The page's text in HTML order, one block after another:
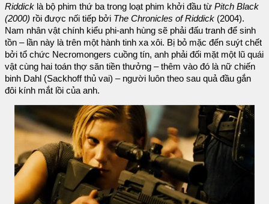
Riddick là bộ phim thứ ba trong loạt phim khởi đầu từ Pitch Black
(2000) rồi được nối tiếp bởi The Chronicles of Riddick (2004).
Nam nhân vật chính kiểu phi-anh hùng sẽ phải đấu tranh để sinh
tồn – lần này là trên một hành tinh xa xôi. Bị bỏ mặc đến suýt chết
bởi tổ chức Necromongers cuồng tín, anh phải đối mặt một lũ quái
vật cùng hai toán thợ săn tiền thưởng – thêm vào đó là nữ chiến
binh Dahl (Sackhoff thủ vai) – người luôn theo sau quả đầu gắn
đôi kính mắt lồi của anh.